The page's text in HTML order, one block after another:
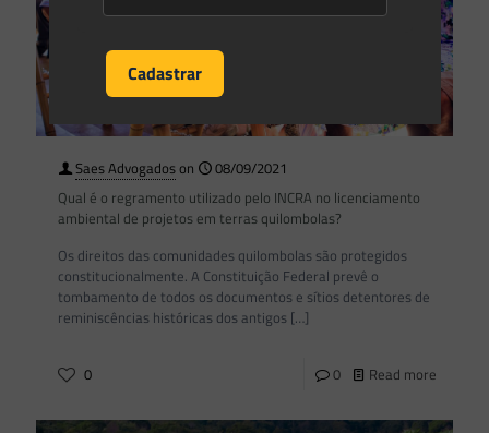
Saes Advogadoson
08/09/2021
Qual é o regramento utilizado pelo INCRA no licenciamento
ambiental de projetos em terras quilombolas?
Os direitos das comunidades quilombolas são protegidos
constitucionalmente. A Constituição Federal prevê o
tombamento de todos os documentos e sítios detentores de
reminiscências históricas dos antigos […]
0 0 Read more